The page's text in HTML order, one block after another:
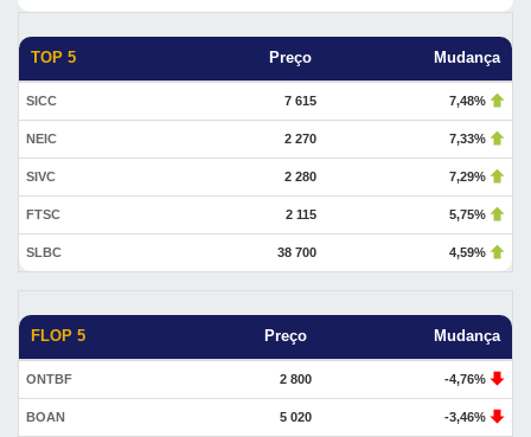
TOP 5 Preço Mudança
SICC 7 615 7,48%
NEIC 2 270 7,33%
SIVC 2 280 7,29%
FTSC 2 115 5,75%
SLBC 38 700 4,59%
FLOP 5 Preço Mudança
ONTBF 2 800 -4,76%
BOAN 5 020 -3,46%